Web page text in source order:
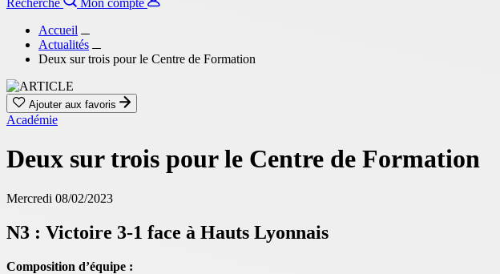
Recherche
Mon compte
Accueil
Actualités
Deux sur trois pour le Centre de Formation
Ajouter aux favoris
Académie
Deux sur trois pour le Centre de Formation
Mercredi 08/02/2023
N3 : Victoire 3-1 face à Hauts Lyonnais
Composition d’équipe :